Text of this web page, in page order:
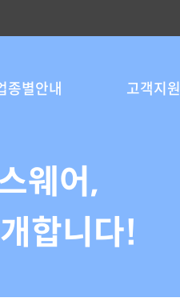
종별안내 고객지원
웨어,
합니다!